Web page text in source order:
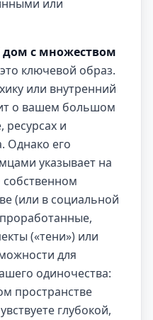
или
с множеством
ключевой образ.
или внутренний
о вашем большом
ресурсах и
Однако его
указывает на
(или в социальной
(«тени») или
для
одиночества:
пространстве
глубокой,